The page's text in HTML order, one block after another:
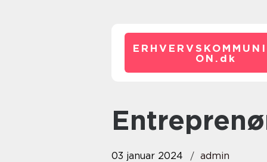
ON. dk
03 januar 2024 admin